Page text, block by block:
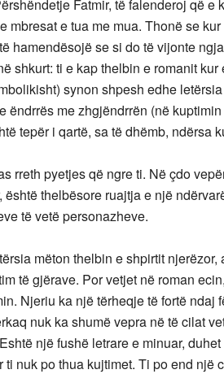
Fatmir, të falenderoj që e
mbresat e tua me mua. Thonë se
hamendësojë se si do të vijonte
shkurt: ti e kap thelbin e romanit
synon shpesh edhe
ëndrrës me zhgjëndrrën (në
tepër i qartë, sa të dhëmb, ndërsa
rreth pyetjes që ngre ti. Në çdo
është thelbësore ruajtja e një
të vetë personazheve.
mëton thelbin e shpirtit
të gjërave. Por vetjet në roman
Njeriu ka një tërheqje të fortë ndaj
nuk ka shumë vepra në të cilat
një fushë letrare e minuar,
ti nuk po thua kujtimet. Ti po end